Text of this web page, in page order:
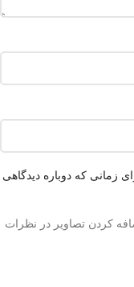
زمانی که دوباره دیدگاهی
کردن تصاویر در نظرات